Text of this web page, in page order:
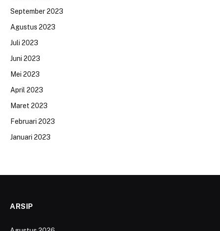
September 2023
Agustus 2023
Juli 2023
Juni 2023
Mei 2023
April 2023
Maret 2023
Februari 2023
Januari 2023
ARSIP